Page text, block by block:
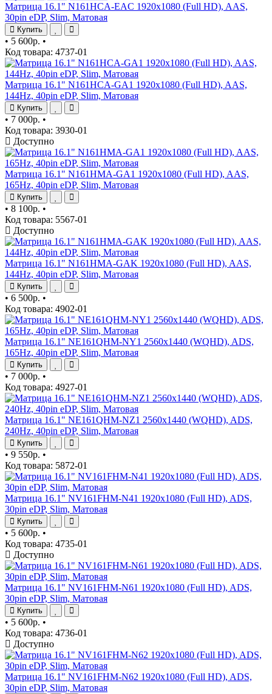
Матрица 16.1" N161HCA-EAC 1920x1080 (Full HD), AAS,
30pin eDP, Slim, Матовая
Купить
• 5 600р. •
Код товара: 4737-01
Матрица 16.1" N161HCA-GA1 1920x1080 (Full HD), AAS,
144Hz, 40pin eDP, Slim, Матовая
Купить
• 7 000р. •
Код товара: 3930-01
Доступно
Матрица 16.1" N161HMA-GA1 1920x1080 (Full HD), AAS,
165Hz, 40pin eDP, Slim, Матовая
Купить
• 8 100р. •
Код товара: 5567-01
Доступно
Матрица 16.1" N161HMA-GAK 1920x1080 (Full HD), AAS,
144Hz, 40pin eDP, Slim, Матовая
Купить
• 6 500р. •
Код товара: 4902-01
Матрица 16.1" NE161QHM-NY1 2560x1440 (WQHD), ADS,
165Hz, 40pin eDP, Slim, Матовая
Купить
• 7 000р. •
Код товара: 4927-01
Матрица 16.1" NE161QHM-NZ1 2560x1440 (WQHD), ADS,
240Hz, 40pin eDP, Slim, Матовая
Купить
• 9 550р. •
Код товара: 5872-01
Матрица 16.1" NV161FHM-N41 1920x1080 (Full HD), ADS,
30pin eDP, Slim, Матовая
Купить
• 5 600р. •
Код товара: 4735-01
Доступно
Матрица 16.1" NV161FHM-N61 1920x1080 (Full HD), ADS,
30pin eDP, Slim, Матовая
Купить
• 5 600р. •
Код товара: 4736-01
Доступно
Матрица 16.1" NV161FHM-N62 1920x1080 (Full HD), ADS,
30pin eDP, Slim, Матовая